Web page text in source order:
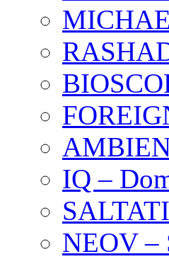
IQ –
NEOV –